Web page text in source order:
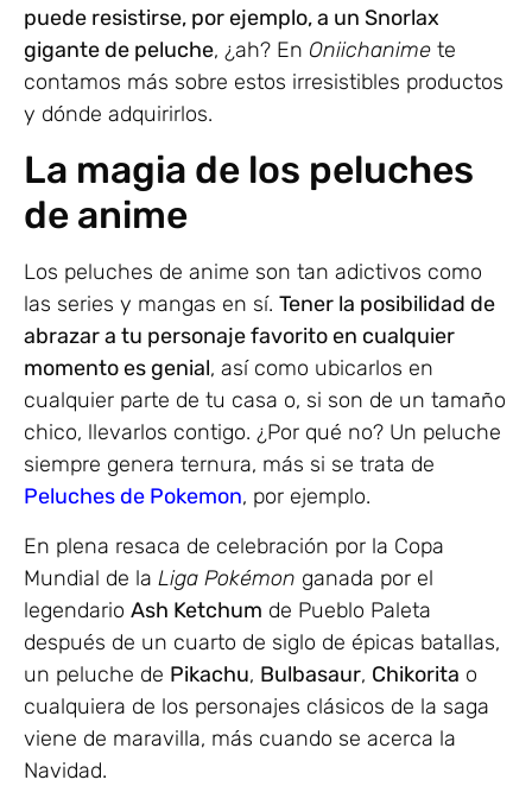
puede resistirse, por ejemplo, a un Snorlax
gigante de peluche, ¿ah? En Oniichanime te
contamos más sobre estos irresistibles productos
y dónde adquirirlos.
La magia de los peluches
de anime
Los peluches de anime son tan adictivos como
las series y mangas en sí. Tener la posibilidad de
abrazar a tu personaje favorito en cualquier
momento es genial, así como ubicarlos en
cualquier parte de tu casa o, si son de un tamaño
chico, llevarlos contigo. ¿Por qué no? Un peluche
siempre genera ternura, más si se trata de
Peluches de Pokemon, por ejemplo.
En plena resaca de celebración por la Copa
Mundial de la Liga Pokémon ganada por el
legendario Ash Ketchum de Pueblo Paleta
después de un cuarto de siglo de épicas batallas,
un peluche de Pikachu, Bulbasaur, Chikorita o
cualquiera de los personajes clásicos de la saga
viene de maravilla, más cuando se acerca la
Navidad.